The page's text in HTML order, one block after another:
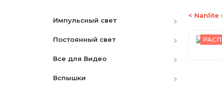
Импульсный свет
Студийные вспышки
Наборы
Аксессуары
Постоянный свет
HMI
LED студийный
Все для Видео
Видоискатели
Вспышки
< Nanlite